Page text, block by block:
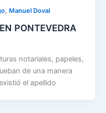
, Manuel Doval
PONTEVEDRA
notariales, papeles,
de una manera
el apellido